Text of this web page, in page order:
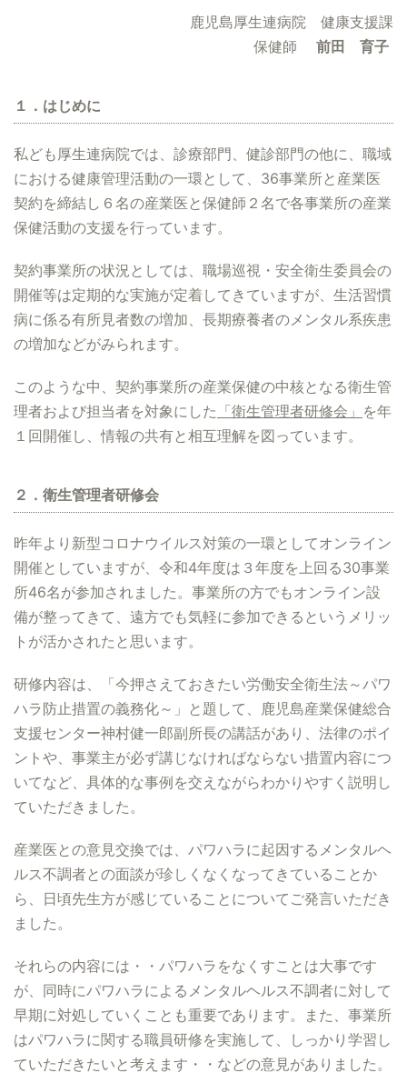
鹿児島厚生連病院 健康支援課
保健師
前田 育子
１．はじめに
私ども厚生連病院では、診療部門、健診部門の他に、職域
における健康管理活動の一環として、36事業所と産業医
契約を締結し６名の産業医と保健師２名で各事業所の産業
保健活動の支援を行っています。
契約事業所の状況としては、職場巡視・安全衛生委員会の
開催等は定期的な実施が定着してきていますが、生活習慣
病に係る有所見者数の増加、長期療養者のメンタル系疾患
の増加などがみられます。
このような中、契約事業所の産業保健の中核となる衛生管
理者および担当者を対象にした 「衛生管理者研修会」 を年
１回開催し、情報の共有と相互理解を図っています。
２．衛生管理者研修会
昨年より新型コロナウイルス対策の一環としてオンライン
開催としていますが、令和4年度は３年度を上回る30事業
所46名が参加されました。事業所の方でもオンライン設
備が整ってきて、遠方でも気軽に参加できるというメリッ
トが活かされたと思います。
研修内容は、「今押さえておきたい労働安全衛生法～パワ
ハラ防止措置の義務化～」と題して、鹿児島産業保健総合
支援センター神村健一郎副所長の講話があり、法律のポイ
ントや、事業主が必ず講じなければならない措置内容につ
いてなど、具体的な事例を交えながらわかりやすく説明し
ていただきました。
産業医との意見交換では、パワハラに起因するメンタルヘ
ルス不調者との面談が珍しくなくなってきていることか
ら、日頃先生方が感じていることについてご発言いただき
ました。
それらの内容には・・パワハラをなくすことは大事です
が、同時にパワハラによるメンタルヘルス不調者に対して
早期に対処していくことも重要であります。また、事業所
はパワハラに関する職員研修を実施して、しっかり学習し
ていただきたいと考えます・・などの意見がありました。